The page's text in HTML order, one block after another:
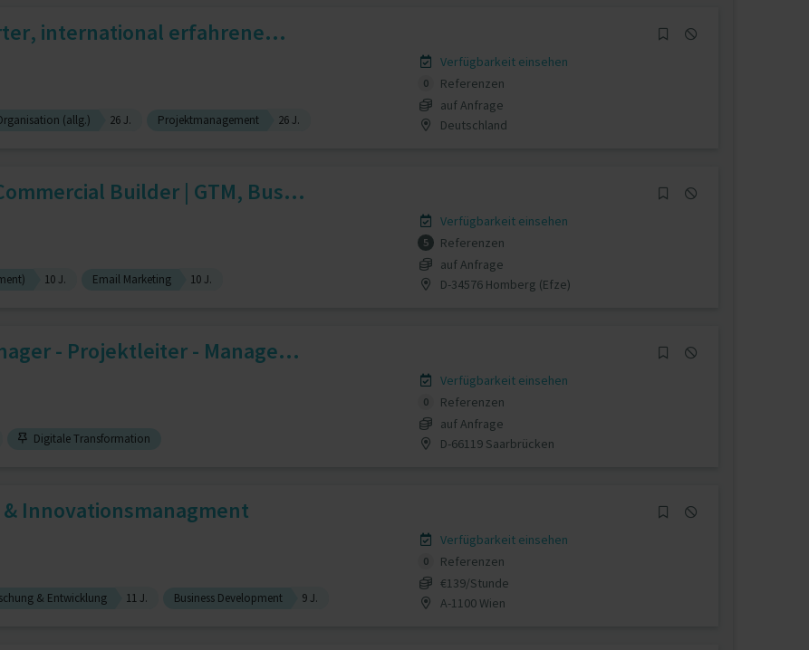
international erfahrene...
(allg.) 26 J. Projektmanagement 26 J.
Verfügbarkeit einsehen
0
Referenzen
auf Anfrage
Deutschland
Builder | GTM, Bus...
10 J. Email Marketing 10 J.
Verfügbarkeit einsehen
5
Referenzen
auf Anfrage
D-34576 Homberg (Efze)
- Projektleiter - Manage...
Digitale Transformation
Verfügbarkeit einsehen
0
Referenzen
auf Anfrage
D-66119 Saarbrücken
Innovationsmanagment
& Entwicklung 11 J. Business Development 9 J.
Verfügbarkeit einsehen
0
Referenzen
€139/Stunde
A-1100 Wien